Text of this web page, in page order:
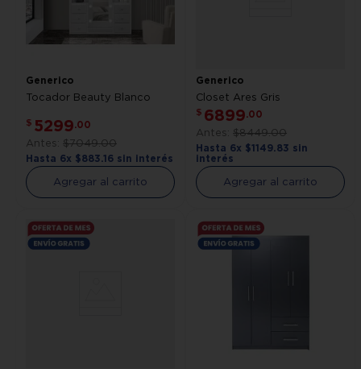
Generico
Tocador Beauty Blanco
$ 5299.00
$7049.00
Hasta 6x $883.16 sin interés
Agregar al carrito
Generico
Closet Ares Gris
$ 6899.00
$8449.00
Hasta 6x $1149. 83 sin
interés
Agregar al carrito